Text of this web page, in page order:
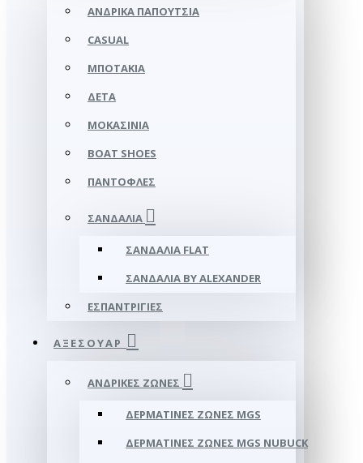
ΑΝΔΡΙΚΆ ΠΑΠΟΎΤΣΙΑ
CASUAL
ΜΠΟΤΆΚΙΑ
ΔΕΤΆ
ΜΟΚΑΣΊΝΙΑ
BOAT SHOES
ΠΑΝΤΌΦΛΕΣ
ΣΑΝΔΆΛΙΑ
ΣΑΝΔΆΛΙΑ FLAT
ΣΑΝΔΆΛΙΑ BY ALEXANDER
ΕΣΠΑΝΤΡΊΓΙΕΣ
ΑΞΕΣΟΥΑΡ
ΑΝΔΡΙΚΈΣ ΖΏΝΕΣ
ΔΕΡΜΆΤΙΝΕΣ ΖΏΝΕΣ MGS
ΔΕΡΜΆΤΙΝΕΣ ΖΏΝΕΣ MGS NUBUCK